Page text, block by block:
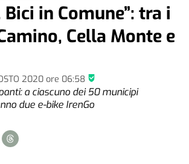
2020ore 06:58
Bici in Comune”: tra i
Cella Monte e
a ciascuno dei 50 municipi
due e-bike IrenGo